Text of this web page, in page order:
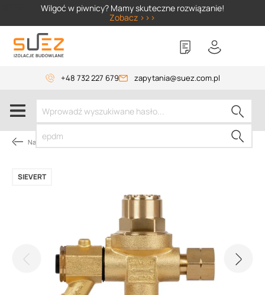
Wilgoć w piwnicy? Mamy skuteczne rozwiązanie!
Zobacz >>>
+48 732 227 679 zapytania@suez.com.pl
Narzędzia dekarskie
SIEVERT